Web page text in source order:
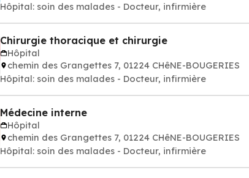
Hôpital: soin des malades - Docteur, infirmière
Chirurgie thoracique et chirurgie
Hôpital
chemin des Grangettes 7, 01224 CHêNE-BOUGERIES
Hôpital: soin des malades - Docteur, infirmière
Médecine interne
Hôpital
chemin des Grangettes 7, 01224 CHêNE-BOUGERIES
Hôpital: soin des malades - Docteur, infirmière